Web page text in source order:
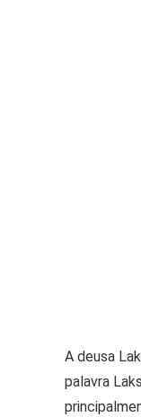
A deusa
palavra